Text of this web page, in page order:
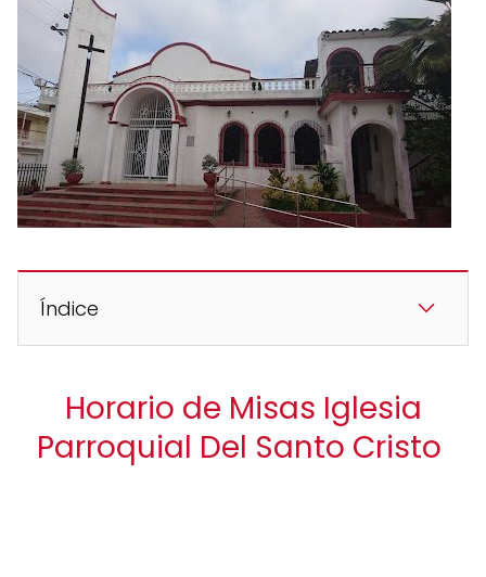
Índice
Horario de Misas Iglesia
Parroquial Del Santo Cristo